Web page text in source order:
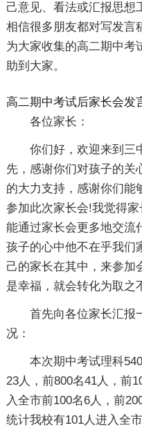
己意见、看法或汇报思想
相信很多朋友都对写发言
为大家收集的高二期中考
助到大家。
高二期中考试后家长会发
各位家长：
你们好，欢迎来到三
先，感谢你们对孩子的关
的大力支持，感谢你们能
参加此次家长会!我觉得
能通过家长会更多地交流
孩子的心中他不在乎我们
己的家长在其中，来参加
是幸福，就会转化为取之
首先向各位家长汇报
况：
本次期中考试理科
23人，前800名41人，前
入全市前100名6人，前
统计我校有101人进入全